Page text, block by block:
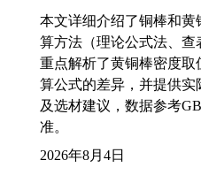
本文详细介绍了铜棒和
算方法（理论公式法、查
重点解析了黄铜棒密度取
算公式的差异，并提供
及选材建议，数据参考
准。
2026年8月4日